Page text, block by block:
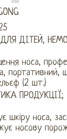
ДІТЕЙ,
носа,
портативний,
(2 шт.)
ПРОДУКЦІЇ;
шкіру носа,
носову